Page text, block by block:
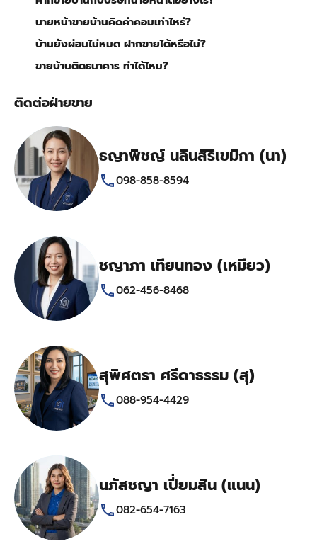
นายหน้าขายบ้านคิดค่าคอมเท่าไหร่?
บ้านยังผ่อนไม่หมด ฝากขายได้หรือไม่?
ขายบ้านติดธนาคาร ทำได้ไหม?
ติดต่อฝ่ายขาย
ธญาพิชญ์ นลินสิริเขมิกา (นา)
098-858-8594
ชญาภา เทียนทอง (เหมียว)
062-456-8468
สุพิศตรา ศรีดาธรรม (สุ)
088-954-4429
นภัสชญา เปี่ยมสิน (แนน)
082-654-7163